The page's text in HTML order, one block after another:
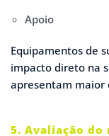
Apoio
Equipamentos de
impacto direto na
apresentam maior
5. Avaliação